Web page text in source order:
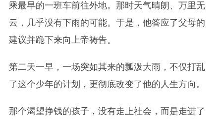
乘最早的一班车前往外地。那时天气晴朗、万里无
云，几乎没有下雨的可能。于是，他答应了父母的
建议并跪下来向上帝祷告。
第二天一早，一场突如其来的瓢泼大雨，不仅打乱
了这个少年的计划，更彻底改变了他的人生方向。
那个渴望挣钱的孩子，没有走上社会，而是走进了